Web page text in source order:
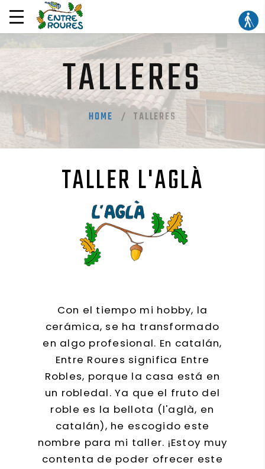
TALLERES
HOME TALLERES
TALLER L'AGLÀ
Con el tiempo mi hobby, la
cerámica, se ha transformado
en algo profesional. En catalán,
Entre Roures significa Entre
Robles, porque la casa está en
un robledal. Ya que el fruto del
roble es la bellota (l'aglà, en
catalán), he escogido este
nombre para mi taller. ¡Estoy muy
contenta de poder ofrecer este